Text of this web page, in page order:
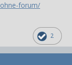
forum/
2